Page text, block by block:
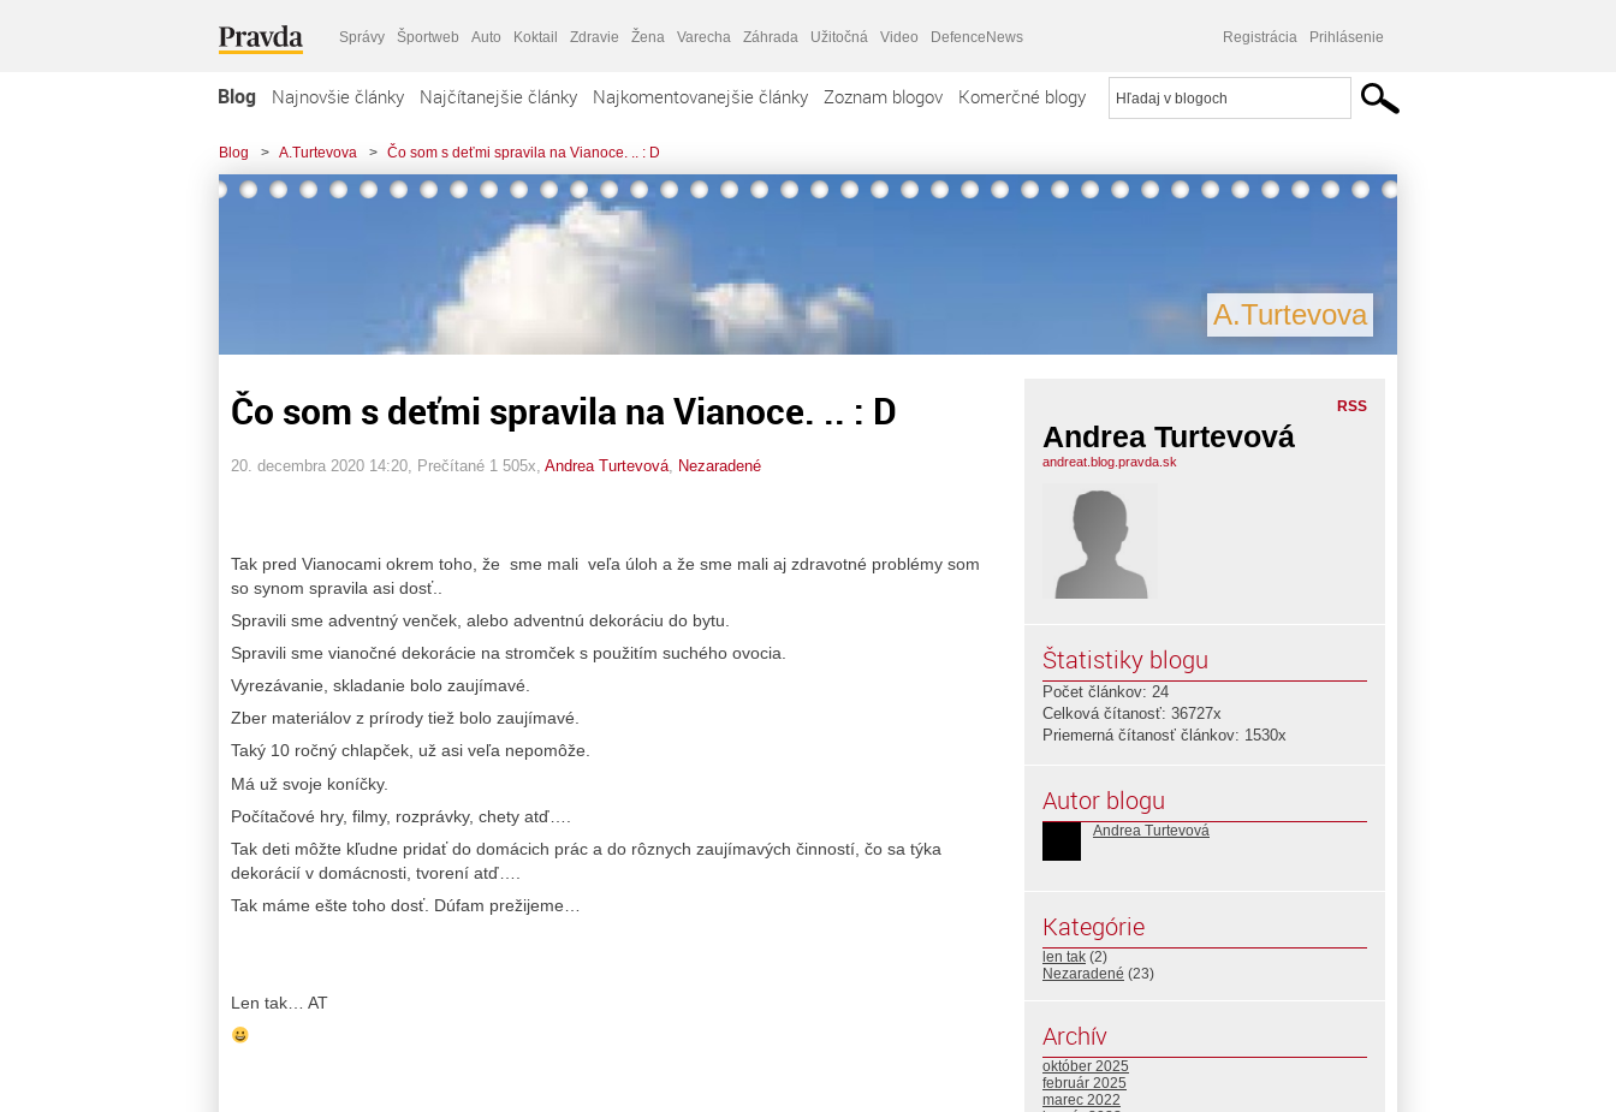
Správy Športweb Auto Koktail Zdravie Žena Varecha Záhrada Užitočná Video DefenceNews Registrácia Prihlásenie
Blog Najnovšie články Najčítanejšie články Najkomentovanejšie články Zoznam blogov Komerčné blogy
Blog > A.Turtevova > Čo som s deťmi spravila na Vianoce. .. : D
A.Turtevova
Čo som s deťmi spravila na Vianoce. .. : D
20. decembra 2020 14:20 , Prečítané 1 505x, Andrea Turtevová Nezaradené
Tak pred Vianocami okrem toho, že sme mali veľa úloh a že sme mali aj zdravotné problémy som
so synom spravila asi dosť..
Spravili sme adventný venček, alebo adventnú dekoráciu do bytu.
Spravili sme vianočné dekorácie na stromček s použitím suchého ovocia.
Vyrezávanie, skladanie bolo zaujímavé.
Zber materiálov z prírody tiež bolo zaujímavé.
Taký 10 ročný chlapček, už asi veľa nepomôže.
Má už svoje koníčky.
Počítačové hry, filmy, rozprávky, chety atď….
Tak deti môžte kľudne pridať do domácich prác a do rôznych zaujímavých činností, čo sa týka
dekorácií v domácnosti, tvorení atď….
Tak máme ešte toho dosť. Dúfam prežijeme…
Len tak… AT
RSS
Andrea Turtevová
andreat.blog.pravda.sk
Štatistiky blogu
Počet článkov: 24
Celková čítanosť: 36727x
Priemerná čítanosť článkov: 1530x
Autor blogu
Andrea Turtevová
Kategórie
len tak (2)
Nezaradené (23)
Archív
október 2025
február 2025
marec 2022